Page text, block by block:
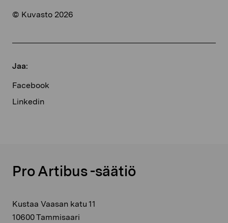
© Kuvasto 2026
Jaa:
Facebook
Linkedin
Pro Artibus -säätiö
Kustaa Vaasan katu 11
10600 Tammisaari